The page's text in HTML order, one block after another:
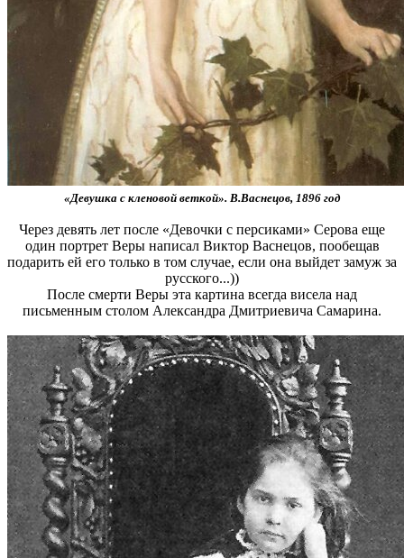
«Девушка с кленовой веткой». В.Васнецов, 1896 год
Через девять лет после «Девочки с персиками» Серова еще
один портрет Веры написал Виктор Васнецов, пообещав
подарить ей его только в том случае, если она выйдет замуж за
русского...))
После смерти Веры эта картина всегда висела над
письменным столом Александра Дмитриевича Самарина.